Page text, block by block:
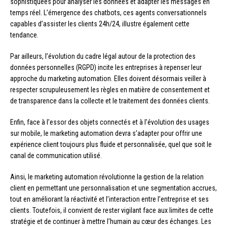
temps réel. L’émergence des chatbots, ces agents conversationnels
capables d’assister les clients 24h/24, illustre également cette
tendance.
Par ailleurs, l’évolution du cadre légal autour de la protection des
données personnelles (RGPD) incite les entreprises à repenser leur
approche du marketing automation. Elles doivent désormais veiller à
respecter scrupuleusement les règles en matière de consentement et
de transparence dans la collecte et le traitement des données clients.
Enfin, face à l’essor des objets connectés et à l’évolution des usages
sur mobile, le marketing automation devra s’adapter pour offrir une
expérience client toujours plus fluide et personnalisée, quel que soit le
canal de communication utilisé.
Ainsi, le marketing automation révolutionne la gestion de la relation
client en permettant une personnalisation et une segmentation accrues,
tout en améliorant la réactivité et l’interaction entre l’entreprise et ses
clients. Toutefois, il convient de rester vigilant face aux limites de cette
stratégie et de continuer à mettre l’humain au cœur des échanges. Les